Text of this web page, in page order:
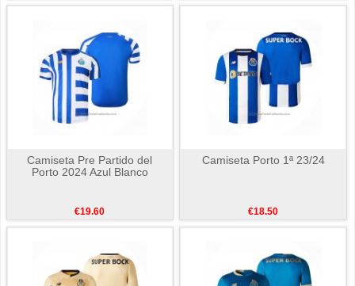
Camiseta Pre Partido del
Porto 2024 Azul Blanco
€19.60
Camiseta Porto 1ª 23/24
€18.50